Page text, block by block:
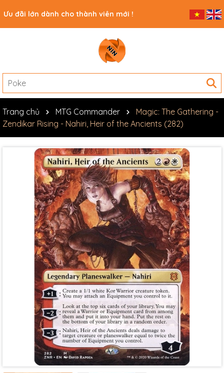
Ưu đãi lớn dành cho thành viên mới !
Trang chủ MTG Commander
Magic: The Gathering -
Zendikar Rising - Nahiri, Heir of the Ancients (282)
Mã giảm giá:
Ngày hết hạn:
Điều kiện: